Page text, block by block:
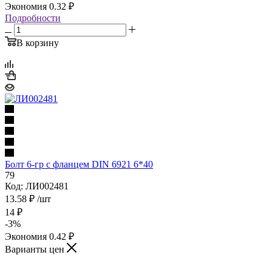
Экономия 0.32 ₽
Подробности
В корзину
Болт 6-гр с фланцем DIN 6921 6*40
79
Код: ЛИ002481
13.58 ₽ /шт
14 ₽
-3%
Экономия 0.42 ₽
Варианты цен